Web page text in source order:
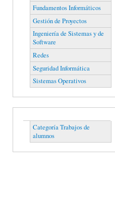
Fundamentos Informáticos
Gestión de Proyectos
Ingeniería de Sistemas y de
Software
Redes
Seguridad Informática
Sistemas Operativos
Categoría Trabajos de
alumnos